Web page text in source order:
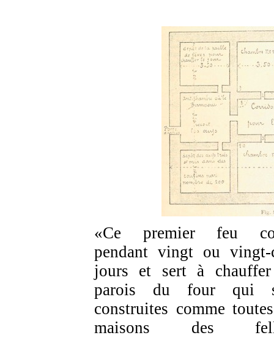
«Ce premier feu
pendant vingt ou vingt-
jours et sert à
parois du four qui
construites comme
maisons des